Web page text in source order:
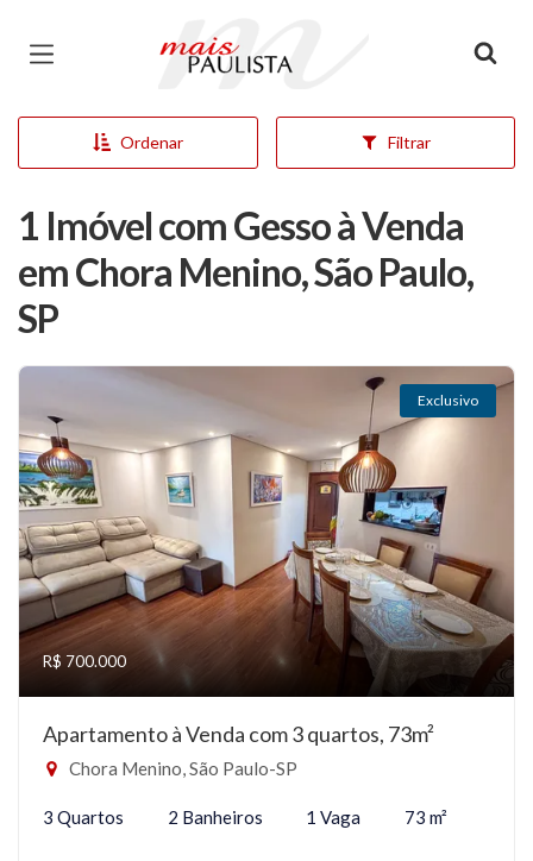
Página inicial
Ordenar Filtrar
1 Imóvel com Gesso à Venda
em Chora Menino, São Paulo,
SP
Exclusivo
R$ 700.000
Apartamento à Venda com 3 quartos, 73m²
Chora Menino, São Paulo-SP
3 Quartos 2 Banheiros 1 Vaga 73 m²